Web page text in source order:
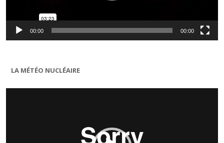
00:00 00:00
LA MÉTÉO NUCLÉAIRE
Lecteur